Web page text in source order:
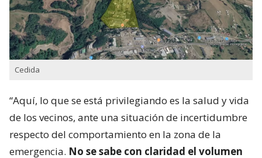
Cedida
“Aquí, lo que se está privilegiando es la salud y vida
de los vecinos, ante una situación de incertidumbre
respecto del comportamiento en la zona de la
emergencia. No se sabe con claridad el volumen